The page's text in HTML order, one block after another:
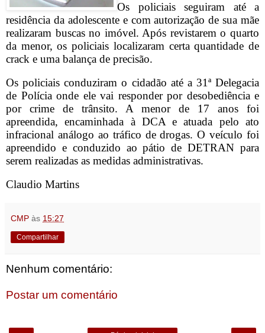
Os policiais seguiram até a
residência da adolescente e com autorização de sua mãe
realizaram buscas no imóvel. Após revistarem o quarto
da menor, os policiais localizaram certa quantidade de
crack e uma balança de precisão.
Os policiais conduziram o cidadão até a 31ª Delegacia
de Polícia onde ele vai responder por desobediência e
por crime de trânsito. A menor de 17 anos foi
apreendida, encaminhada à DCA e atuada pelo ato
infracional análogo ao tráfico de drogas. O veículo foi
apreendido e conduzido ao pátio de DETRAN para
serem realizadas as medidas administrativas.
Claudio Martins
CMP às 15:27
Compartilhar
Nenhum comentário:
Postar um comentário